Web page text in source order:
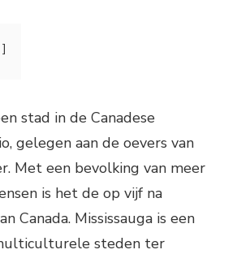
stad in de Canadese
gelegen aan de oevers van
Met een bevolking van meer
is het de op vijf na
Canada. Mississauga is een
steden ter